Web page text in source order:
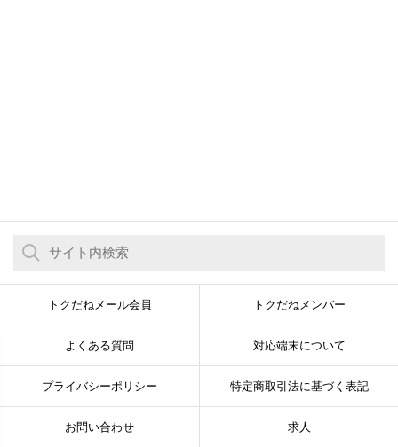
トクだねメール会員 トクだねメンバー
よくある質問 対応端末について
プライバシーポリシー 特定商取引法に基づく表記
お問い合わせ 求人